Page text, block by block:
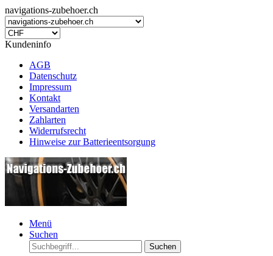
navigations-zubehoer.ch
Kundeninfo
AGB
Datenschutz
Impressum
Kontakt
Versandarten
Zahlarten
Widerrufsrecht
Hinweise zur Batterieentsorgung
Menü
Suchen
Suchen